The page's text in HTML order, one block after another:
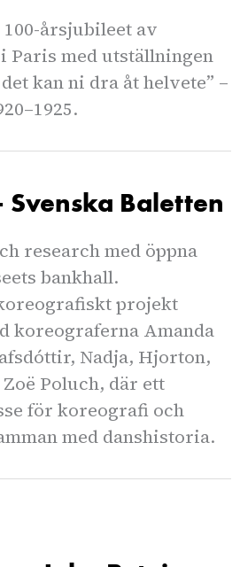
årsjubileet av
Paris med utställningen
kan ni dra åt helvete” –
Svenska Baletten
research med öppna
bankhall.
projekt
koreograferna Amanda
Nadja, Hjorton,
Poluch, där ett
för koreografi och
med danshistoria.